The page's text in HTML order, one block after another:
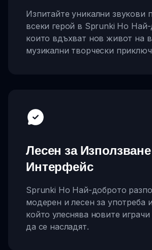
Изпитайте уникални звукови
всеки герой в Sprunki Но
които вдъхват нов живот на
музикални творчески
Лесен за Използване
Интерфейс
Sprunki Но Най-доброто
модерен и лесен за употреба
който улеснява новите
да се насладят.